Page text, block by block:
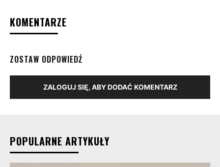
KOMENTARZE
ZOSTAW ODPOWIEDŹ
ZALOGUJ SIĘ, ABY DODAĆ KOMENTARZ
POPULARNE ARTYKUŁY